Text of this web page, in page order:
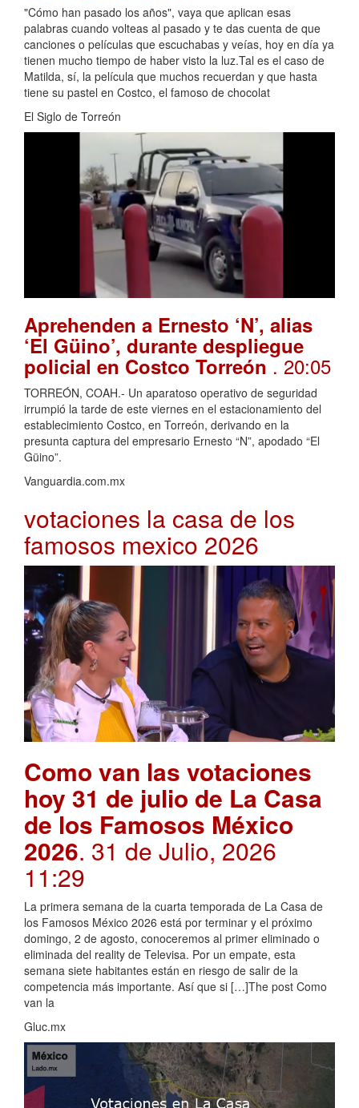
"Cómo han pasado los años", vaya que aplican esas
palabras cuando volteas al pasado y te das cuenta de que
canciones o películas que escuchabas y veías, hoy en día ya
tienen mucho tiempo de haber visto la luz.Tal es el caso de
Matilda, sí, la película que muchos recuerdan y que hasta
tiene su pastel en Costco, el famoso de chocolat
El Siglo de Torreón
Aprehenden a Ernesto ‘N’, alias
‘El Güino’, durante despliegue
policial en Costco Torreón. 20:05
TORREÓN, COAH.- Un aparatoso operativo de seguridad
irrumpió la tarde de este viernes en el estacionamiento del
establecimiento Costco, en Torreón, derivando en la
presunta captura del empresario Ernesto “N”, apodado “El
Güino”.
Vanguardia.com.mx
votaciones la casa de los
famosos mexico 2026
Como van las votaciones
hoy 31 de julio de La Casa
de los Famosos México
2026. 31 de Julio, 2026
11:29
La primera semana de la cuarta temporada de La Casa de
los Famosos México 2026 está por terminar y el próximo
domingo, 2 de agosto, conoceremos al primer eliminado o
eliminada del reality de Televisa. Por un empate, esta
semana siete habitantes están en riesgo de salir de la
competencia más importante. Así que si […]The post Como
van la
Gluc.mx